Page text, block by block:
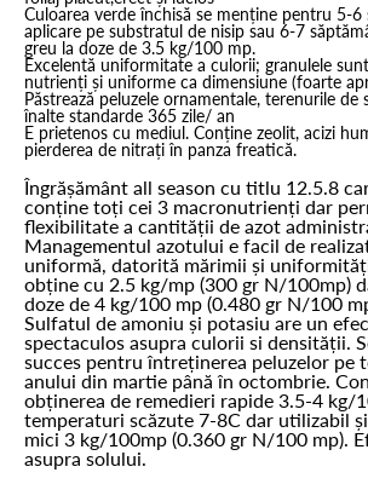
Culoarea verde închisă se menține pentru 5-6
aplicare pe substratul de nisip sau 6-7
greu la doze de 3.5 kg/100 mp.
Excelentă uniformitate a culorii; granulele
nutrienți și uniforme ca dimensiune (foarte
Păstrează peluzele ornamentale, terenurile de
înalte standarde 365 zile/ an
E prietenos cu mediul. Conține zeolit, acizi
pierderea de nitrați în panza freatică.
Îngrășământ all season cu titlu 12.5.8
conține toți cei 3 macronutrienți dar
flexibilitate a cantității de azot
Managementul azotului e facil de
uniformă, datorită mărimii și
obține cu 2.5 kg/mp (300 gr N/100mp)
doze de 4 kg/100 mp (0.480 gr N/100
Sulfatul de amoniu și potasiu are un
spectaculos asupra culorii si densității.
succes pentru întreținerea peluzelor pe
anului din martie până în octombrie.
obținerea de remedieri rapide 3.5-4 kg/
temperaturi scăzute 7-8C dar utilizabil
mici 3 kg/100mp (0.360 gr N/100 mp).
asupra solului.